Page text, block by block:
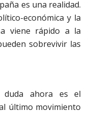
es una realidad.
económica y la
viene rápido a la
sobrevivir las
ahora es el
último movimiento